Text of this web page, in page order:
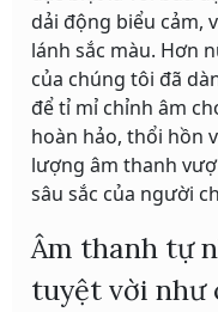
dải động biểu cảm,
lánh sắc màu. Hơn
của chúng tôi đã
để tỉ mỉ chỉnh âm
hoàn hảo, thổi hồn
lượng âm thanh
sâu sắc của người
Âm thanh tự
tuyệt vời như